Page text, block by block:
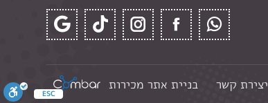
יצירת קשר בניית אתר מכירות
ESC